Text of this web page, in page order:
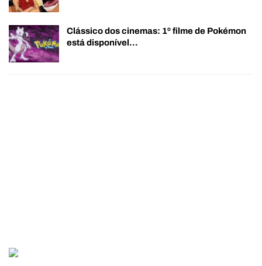
Clássico dos cinemas: 1º filme de Pokémon
está disponível…